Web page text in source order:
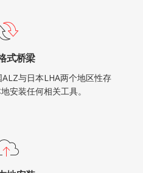
式桥梁
与日本LHA两个地区性存
安装任何相关工具。